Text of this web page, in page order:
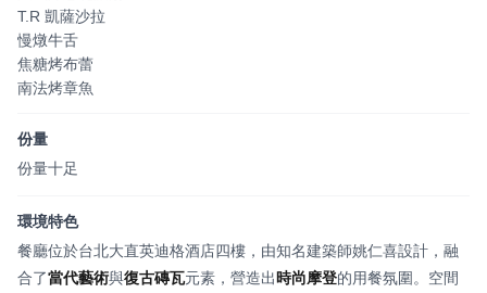
T.R 凱薩沙拉
慢燉牛舌
焦糖烤布蕾
南法烤章魚
份量
份量十足
環境特色
餐廳位於台北大直英迪格酒店四樓，由知名建築師姚仁喜設計，融
合了當代藝術與復古磚瓦元素，營造出時尚摩登的用餐氛圍。空間